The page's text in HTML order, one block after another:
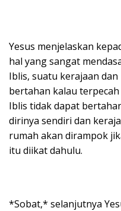
Yesus menjelaskan
hal yang sangat
Iblis, suatu kerajaan
bertahan kalau
Iblis tidak dapat
dirinya sendiri dan
rumah akan dirampok
itu diikat dahulu.
*Sobat,* selanjutnya